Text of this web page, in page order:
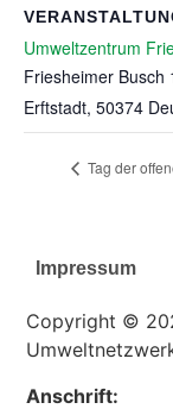
Umweltzentrum
Friesheimer Busch
Erftstadt, 50374
Tag der
Impressum
Copyright ©
Anschrift: